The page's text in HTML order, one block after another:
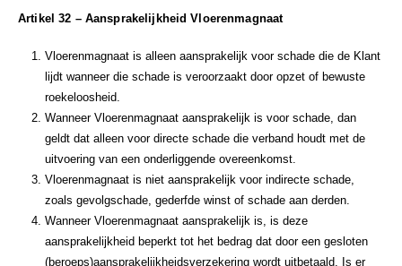
Artikel 32 – Aansprakelijkheid Vloerenmagnaat
Vloerenmagnaat is alleen aansprakelijk voor schade die de Klant
lijdt wanneer die schade is veroorzaakt door opzet of bewuste
roekeloosheid.
Wanneer Vloerenmagnaat aansprakelijk is voor schade, dan
geldt dat alleen voor directe schade die verband houdt met de
uitvoering van een onderliggende overeenkomst.
Vloerenmagnaat is niet aansprakelijk voor indirecte schade,
zoals gevolgschade, gederfde winst of schade aan derden.
Wanneer Vloerenmagnaat aansprakelijk is, is deze
aansprakelijkheid beperkt tot het bedrag dat door een gesloten
(beroeps)aansprakelijkheidsverzekering wordt uitbetaald. Is er